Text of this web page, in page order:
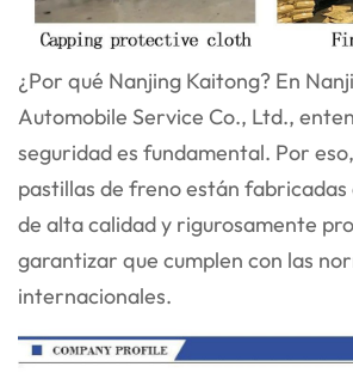
¿Por qué Nanjing Kaitong? En
Automobile Service Co., Ltd.,
seguridad es fundamental. Por
pastillas de freno están
de alta calidad y rigurosamente
garantizar que cumplen con las
internacionales.